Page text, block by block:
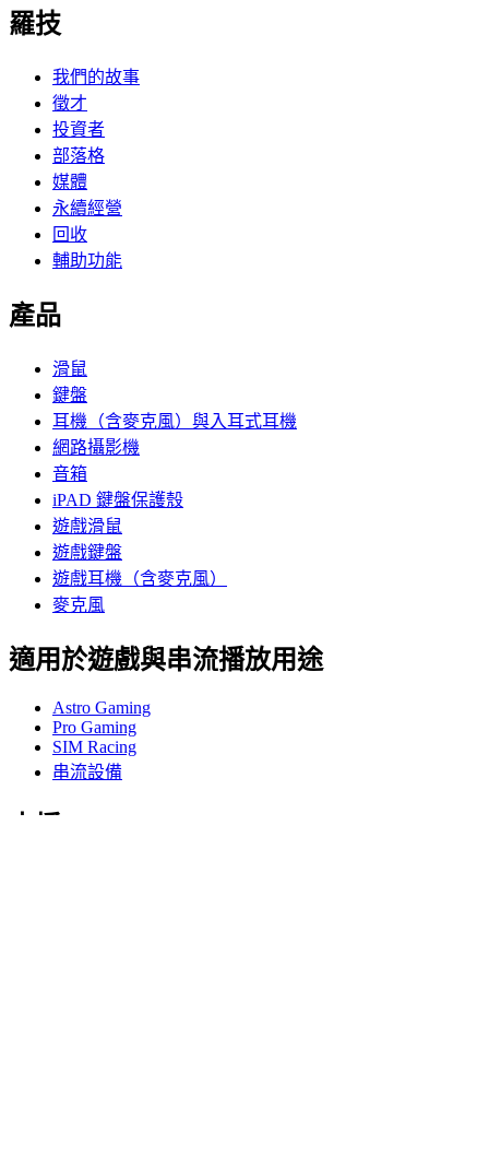
羅技
我們的故事
徵才
投資者
部落格
媒體
永續經營
回收
輔助功能
產品
滑鼠
鍵盤
耳機（含麥克風）與入耳式耳機
網路攝影機
音箱
iPAD 鍵盤保護殼
遊戲滑鼠
遊戲鍵盤
遊戲耳機（含麥克風）
麥克風
適用於遊戲與串流播放用途
Astro Gaming
Pro Gaming
SIM Racing
串流設備